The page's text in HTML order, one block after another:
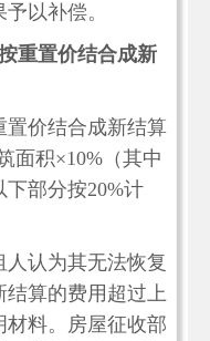
以补偿。
重置价结合成新
置价结合成新结算
面积×10%（其中
部分按20%计
认为其无法恢复
算的费用超过上
料。房屋征收部